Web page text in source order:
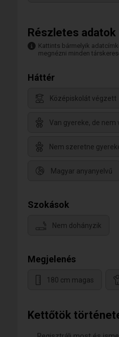
Kettőtök
Részletes adatok
Kattints bármelyik
megnézni minden
Háttér
Középiskolát végzett
Van gyereke, de nem
Nem szeretne
Magyar anyanyelvű
Szokások
Nem dohányzik
Megjelenés
180 cm magas